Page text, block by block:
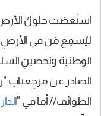
استَعصَت حلولُ
ليُسمِع مَن في الأرضِ
الوطنية وتحصينِ
الصادر عن مرجِعياتِ
الطوائف// أما في "الدار